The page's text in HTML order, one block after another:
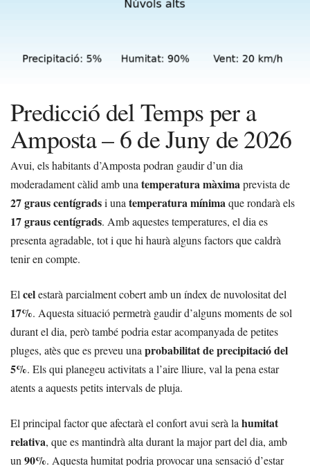
Predicció del Temps per a
Amposta – 6 de Juny de 2026
Avui, els habitants d’Amposta podran gaudir d’un dia
moderadament càlid amb unatemperatura màximaprevista de
27 graus centígradsi unatemperatura mínimaque rondarà els
17 graus centígrads. Amb aquestes temperatures, el dia es
presenta agradable, tot i que hi haurà alguns factors que caldrà
tenir en compte.
Elcelestarà parcialment cobert amb un índex de nuvolositat del
17%. Aquesta situació permetrà gaudir d’alguns moments de sol
durant el dia, però també podria estar acompanyada de petites
pluges, atès que es preveu unaprobabilitat de precipitació del
5%. Els qui planegeu activitats a l’aire lliure, val la pena estar
atents a aquests petits intervals de pluja.
El principal factor que afectarà el confort avui serà lahumitat
relativa, que es mantindrà alta durant la major part del dia, amb
un90%. Aquesta humitat podria provocar una sensació d’estar